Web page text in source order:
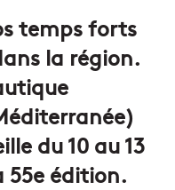
temps forts
la région.
du 10 au 13
55e édition.